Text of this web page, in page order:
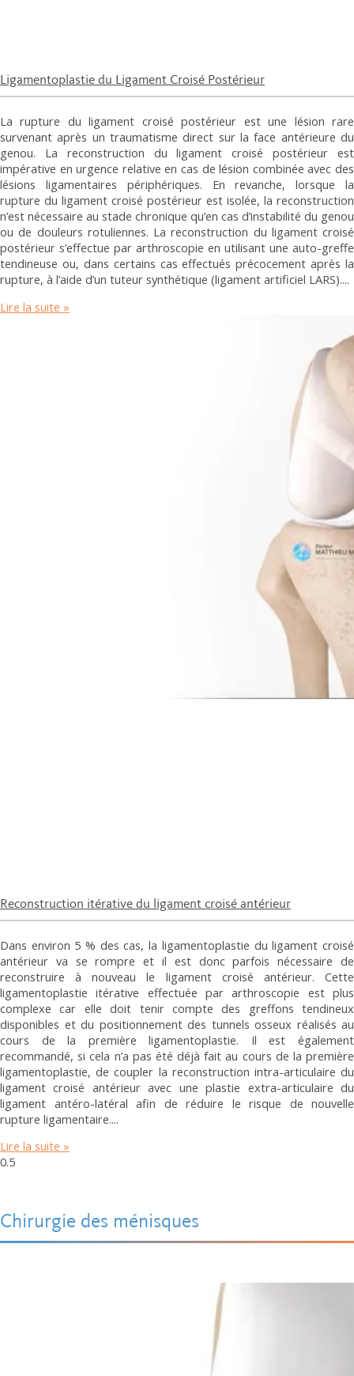
Ligamentoplastie du Ligament Croisé Postérieur
La rupture du ligament croisé postérieur est une lésion rare
survenant après un traumatisme direct sur la face antérieure du
genou. La reconstruction du ligament croisé postérieur est
impérative en urgence relative en cas de lésion combinée avec des
lésions ligamentaires périphériques. En revanche, lorsque la
rupture du ligament croisé postérieur est isolée, la reconstruction
n’est nécessaire au stade chronique qu’en cas d’instabilité du genou
ou de douleurs rotuliennes. La reconstruction du ligament croisé
postérieur s’effectue par arthroscopie en utilisant une auto-greffe
tendineuse ou, dans certains cas effectués précocement après la
rupture, à l’aide d’un tuteur synthétique (ligament artificiel LARS).
Lire la suite »
Reconstruction itérative du ligament croisé antérieur
Dans environ 5 % des cas, la ligamentoplastie du ligament croisé
antérieur va se rompre et il est donc parfois nécessaire de
reconstruire à nouveau le ligament croisé antérieur. Cette
ligamentoplastie itérative effectuée par arthroscopie est plus
complexe car elle doit tenir compte des greffons tendineux
disponibles et du positionnement des tunnels osseux réalisés au
cours de la première ligamentoplastie. Il est également
recommandé, si cela n’a pas été déjà fait au cours de la première
ligamentoplastie, de coupler la reconstruction intra-articulaire du
ligament croisé antérieur avec une plastie extra-articulaire du
ligament antéro-latéral afin de réduire le risque de nouvelle
rupture ligamentaire.
Lire la suite »
Chirurgie des ménisques